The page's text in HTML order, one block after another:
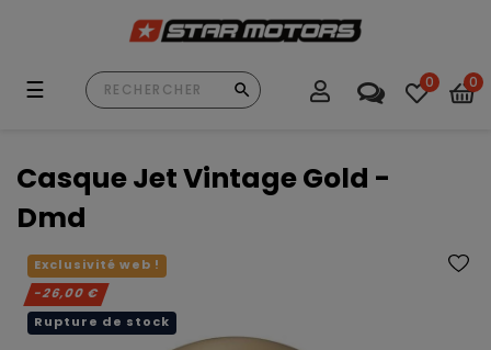
Basculer
☰ 0 0
Casque Jet Vintage Gold -
Dmd
Exclusivité web !
-26,00 €
Rupture de stock